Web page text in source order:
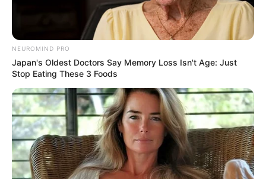
NEUROMIND PRO
Japan's Oldest Doctors Say Memory Loss Isn't Age: Just
Stop Eating These 3 Foods